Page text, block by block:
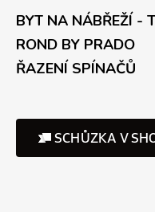
BYT NA NÁBŘEŽÍ -
ROND BY PRADO
ŘAZENÍ SPÍNAČŮ
SCHŮZKA V